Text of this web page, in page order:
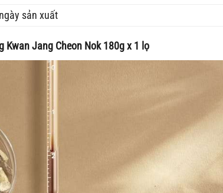
sản xuất
Kwan Jang Cheon Nok 180g x 1 lọ